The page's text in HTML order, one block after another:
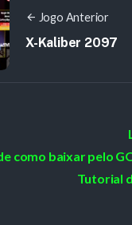
Jogo Anterior
X-Kaliber 2097
como baixar pelo
Tutorial